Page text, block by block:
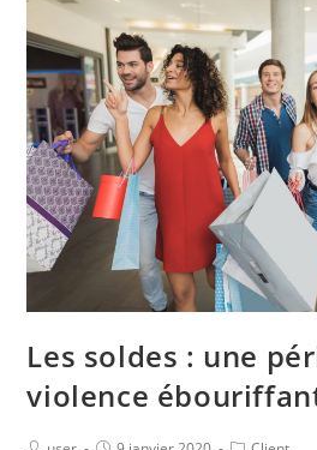
Les soldes : une
violence